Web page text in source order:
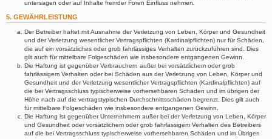
untersagen oder auf Inhalte fremder Foren Einfluss nehmen.
5. GEWÄHRLEISTUNG
Der Betreiber haftet mit Ausnahme der Verletzung von Leben, Körper und Gesundheit
und der Verletzung wesentlicher Vertragspflichten (Kardinalpflichten) nur für Schäden,
die auf ein vorsätzliches oder grob fahrlässiges Verhalten zurückzuführen sind. Dies
gilt auch für mittelbare Folgeschäden wie insbesondere entgangenen Gewinn.
Die Haftung ist gegenüber Verbrauchern außer bei vorsätzlichem oder grob
fahrlässigem Verhalten oder bei Schäden aus der Verletzung von Leben, Körper und
Gesundheit und der Verletzung wesentlicher Vertragspflichten (Kardinalpflichten) auf
die bei Vertragsschluss typischerweise vorhersehbaren Schäden und im übrigen der
Höhe nach auf die vertragstypischen Durchschnittsschäden begrenzt. Dies gilt auch
für mittelbare Folgeschäden wie insbesondere entgangenen Gewinn.
Die Haftung ist gegenüber Unternehmern außer bei der Verletzung von Leben, Körper
und Gesundheit oder vorsätzlichem oder grob fahrlässigem Verhalten des Betreibers
auf die bei Vertragsschluss typischerweise vorhersehbaren Schäden und im Übrigen